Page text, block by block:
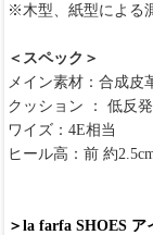
※木型、紙型による
＜スペック＞
メイン素材：合成皮
クッション ： 低反
ワイズ：4E相当
ヒール高：前 約
＞la farfa SHOES ア